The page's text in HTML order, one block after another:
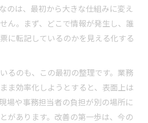
のは、最初から大きな仕組みに変え
ん。まず、どこで情報が発生し、誰
に転記しているのかを見える化する
るのも、この最初の整理です。業務
ま効率化しようとすると、表面上は
場や事務担当者の負担が別の場所に
があります。改善の第一歩は、今の